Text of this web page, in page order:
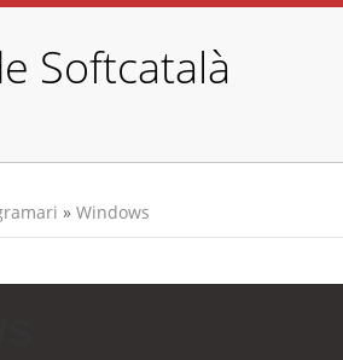
Softcatalà
» Windows